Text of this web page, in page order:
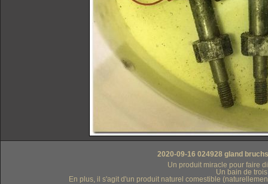
2020-09-16 024928 gland
Un produit miracle pour faire
Un bain de
En plus, il s'agit d'un produit naturel comestible